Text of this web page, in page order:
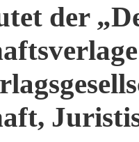
der